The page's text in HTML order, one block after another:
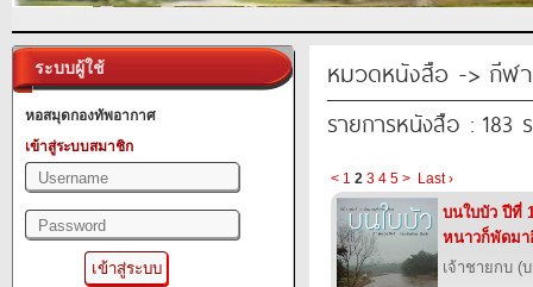
ระบบผู้ใช้
หอสมุดกองทัพอากาศ
เข้าสู่ระบบสมาชิก
หมวดหนังสือ -> กีฬา
รายการหนังสือ : 183
< 1 2 3 4 5 > Last ›
บนใบบัว ปีที่
หนาวก็พัดมา
เจ้าชายกบ (